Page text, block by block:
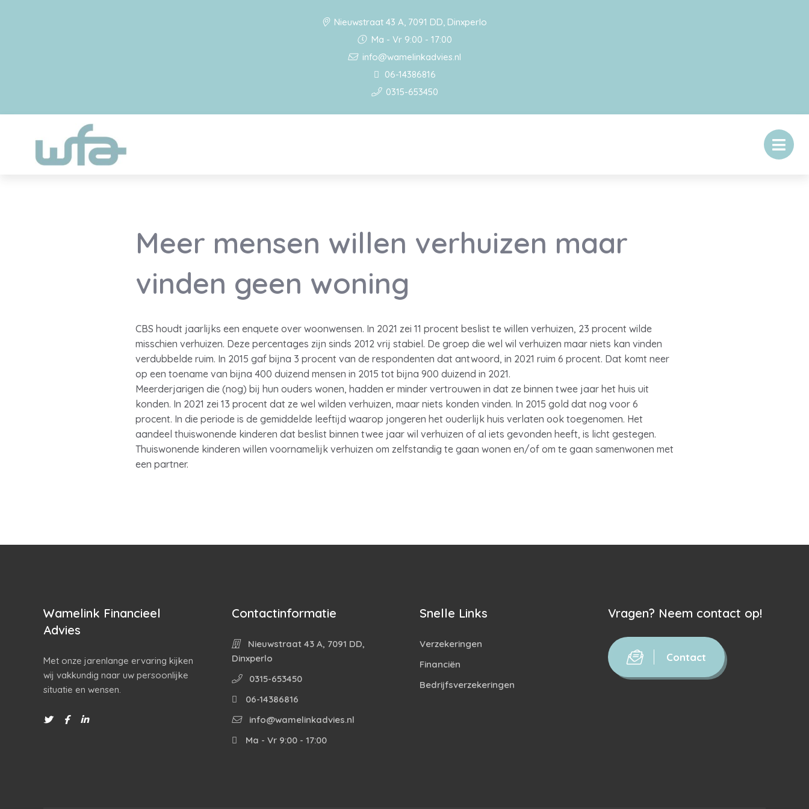
Nieuwstraat 43 A, 7091 DD, Dinxperlo
Ma - Vr 9:00 - 17:00
info@wamelinkadvies.nl
06-14386816
0315-653450
Meer mensen willen verhuizen maar
vinden geen woning
CBS houdt jaarlijks een enquete over woonwensen. In 2021 zei 11 procent beslist te willen verhuizen, 23 procent wilde
misschien verhuizen. Deze percentages zijn sinds 2012 vrij stabiel. De groep die wel wil verhuizen maar niets kan vinden
verdubbelde ruim. In 2015 gaf bijna 3 procent van de respondenten dat antwoord, in 2021 ruim 6 procent. Dat komt neer
op een toename van bijna 400 duizend mensen in 2015 tot bijna 900 duizend in 2021.
Meerderjarigen die (nog) bij hun ouders wonen, hadden er minder vertrouwen in dat ze binnen twee jaar het huis uit
konden. In 2021 zei 13 procent dat ze wel wilden verhuizen, maar niets konden vinden. In 2015 gold dat nog voor 6
procent. In die periode is de gemiddelde leeftijd waarop jongeren het ouderlijk huis verlaten ook toegenomen. Het
aandeel thuiswonende kinderen dat beslist binnen twee jaar wil verhuizen of al iets gevonden heeft, is licht gestegen.
Thuiswonende kinderen willen voornamelijk verhuizen om zelfstandig te gaan wonen en/of om te gaan samenwonen met
een partner.
Wamelink Financieel
Advies
Met onze jarenlange ervaring kijken
wij vakkundig naar uw persoonlijke
situatie en wensen.
Contactinformatie
Nieuwstraat 43 A, 7091 DD,
Dinxperlo
0315-653450
06-14386816
info@wamelinkadvies.nl
Ma - Vr 9:00 - 17:00
Snelle Links
Verzekeringen
Financiën
Bedrijfsverzekeringen
Vragen? Neem contact op!
Contact